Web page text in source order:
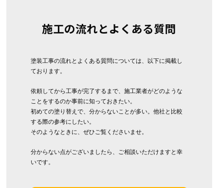
施工の流れとよくある質問
塗装工事の流れとよくある質問については、以下に掲載し
ております。
依頼してから工事が完了するまで、施工業者がどのような
ことをするのか事前に知っておきたい。
初めての塗り替えで、分からないことが多い。他社と比較
する際の参考にしたい。
そのようなときに、ぜひご覧くださいませ。
分からない点がございましたら、ご相談いただけますと幸
いです。